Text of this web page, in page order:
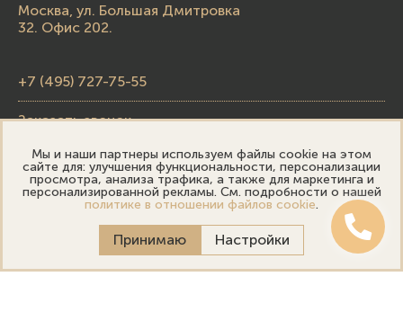
Москва, ул. Большая Дмитровка
32. Офис 202.
+7 (495) 727-75-55
Заказать звонок
skupka@emporiumgold.com
sale@emporiumgold.com
Режим работы:
Пн-Пт: 10:00–20:00
Мы и наши партнеры используем файлы cookie на этом
сайте для: улучшения функциональности, персонализации
просмотра, анализа трафика, а также для маркетинга и
персонализированной рекламы. См. подробности о нашей
политике в отношении файлов cookie.
Принимаю Настройки